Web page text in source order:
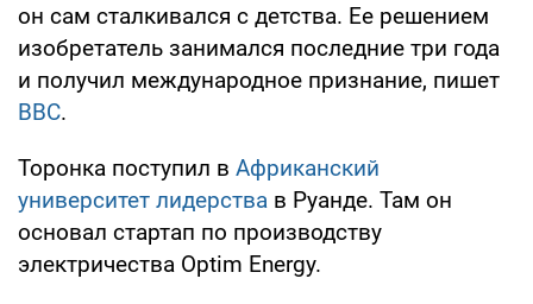
он сам сталкивался с детства. Ее решением
изобретатель занимался последние три года
и получил международное признание, пишет
ВВС.
Торонка поступил в Африканский
университет лидерства в Руанде. Там он
основал стартап по производству
электричества Optim Energy.